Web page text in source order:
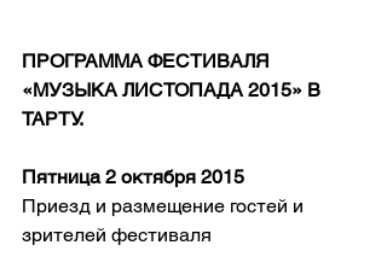
ПРОГРАММА ФЕСТИВАЛЯ
«МУЗЫКА ЛИСТОПАДА 2015» В
ТАРТУ.
Пятница 2 октября 2015
Приезд и размещение гостей и
зрителей фестиваля